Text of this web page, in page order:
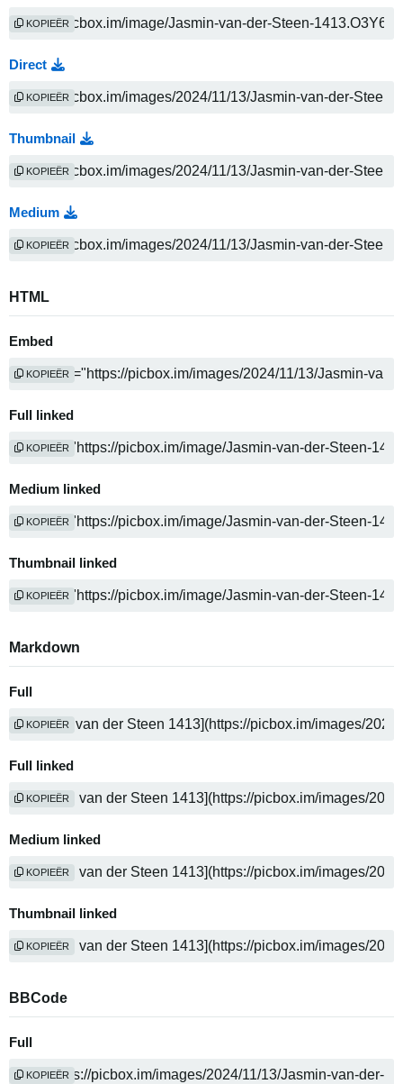
KOPIEËR
Direct
KOPIEËR
Thumbnail
KOPIEËR
Medium
KOPIEËR
HTML
Embed
KOPIEËR
Full linked
KOPIEËR
Medium linked
KOPIEËR
Thumbnail linked
KOPIEËR
Markdown
Full
KOPIEËR
Full linked
KOPIEËR
Medium linked
KOPIEËR
Thumbnail linked
KOPIEËR
BBCode
Full
KOPIEËR